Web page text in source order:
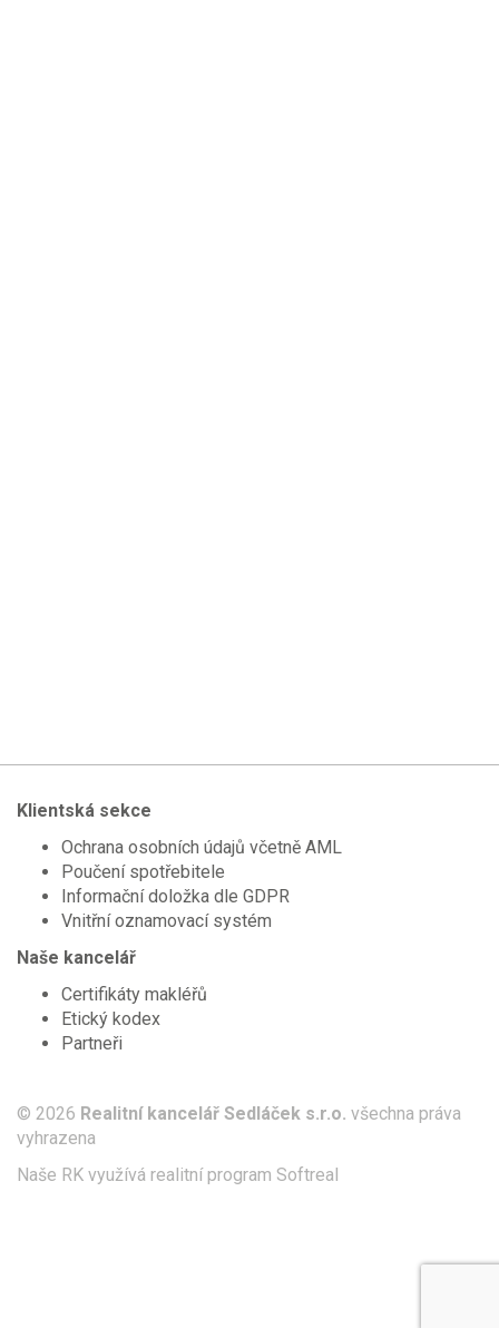
Klientská sekce
Ochrana osobních údajů včetně AML
Poučení spotřebitele
Informační doložka dle GDPR
Vnitřní oznamovací systém
Naše kancelář
Certifikáty makléřů
Etický kodex
Partneři
© 2026 Realitní kancelář Sedláček s.r.o. všechna práva
vyhrazena
Naše RK využívá realitní program Softreal